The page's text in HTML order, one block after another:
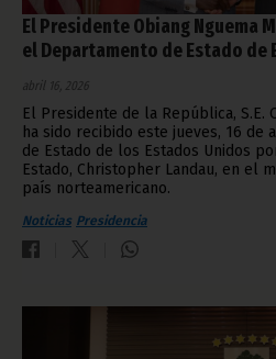
El Presidente Obiang Nguema
el Departamento de Estado de
abril 16, 2026
El Presidente de la República, S.E.
ha sido recibido este jueves, 16 de
de Estado de los Estados Unidos
Estado, Christopher Landau, en el
país norteamericano.
Noticias Presidencia